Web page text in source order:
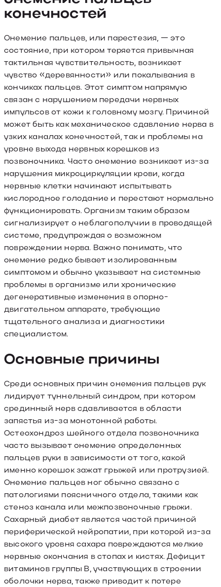
конечностей
Онемение пальцев, или парестезия, — это
состояние, при котором теряется привычная
тактильная чувствительность, возникает
чувство «деревянности» или покалывания в
кончиках пальцев. Этот симптом напрямую
связан с нарушением передачи нервных
импульсов от кожи к головному мозгу. Причиной
может быть как механическое сдавление нерва в
узких каналах конечностей, так и проблемы на
уровне выхода нервных корешков из
позвоночника. Часто онемение возникает из-за
нарушения микроциркуляции крови, когда
нервные клетки начинают испытывать
кислородное голодание и перестают нормально
функционировать. Организм таким образом
сигнализирует о неблагополучии в проводящей
системе, предупреждая о возможном
повреждении нерва. Важно понимать, что
онемение редко бывает изолированным
симптомом и обычно указывает на системные
проблемы в организме или хронические
дегенеративные изменения в опорно-
двигательном аппарате, требующие
тщательного анализа и диагностики
специалистом.
Основные причины
Среди основных причин онемения пальцев рук
лидирует туннельный синдром, при котором
срединный нерв сдавливается в области
запястья из-за монотонной работы.
Остеохондроз шейного отдела позвоночника
часто вызывает онемение определенных
пальцев руки в зависимости от того, какой
именно корешок зажат грыжей или протрузией.
Онемение пальцев ног обычно связано с
патологиями поясничного отдела, такими как
стеноз канала или межпозвоночные грыжи.
Сахарный диабет является частой причиной
периферической нейропатии, при которой из-за
высокого уровня сахара повреждаются мелкие
нервные окончания в стопах и кистях. Дефицит
витаминов группы B, участвующих в строении
оболочки нерва, также приводит к потере